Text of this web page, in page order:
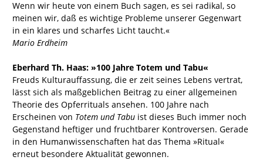
Wenn wir heute von einem Buch sagen, es sei radikal, so
meinen wir, daß es wichtige Probleme unserer Gegenwart
in ein klares und scharfes Licht taucht.«
Mario Erdheim
Eberhard Th. Haas: »100 Jahre Totem und Tabu«
Freuds Kulturauffassung, die er zeit seines Lebens vertrat,
lässt sich als maßgeblichen Beitrag zu einer allgemeinen
Theorie des Opferrituals ansehen. 100 Jahre nach
Erscheinen von Totem und Tabu ist dieses Buch immer noch
Gegenstand heftiger und fruchtbarer Kontroversen. Gerade
in den Humanwissenschaften hat das Thema »Ritual«
erneut besondere Aktualität gewonnen.